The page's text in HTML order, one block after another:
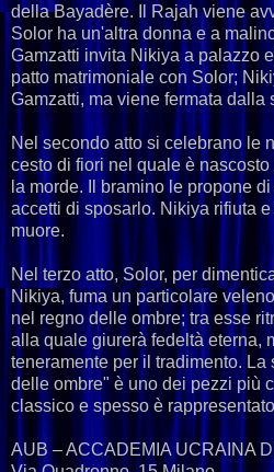
della Bayadère. Il Rajah viene
Solor ha un'altra donna e a
Gamzatti invita Nikiya a palazzo
patto matrimoniale con Solor;
Gamzatti, ma viene fermata dalla
Nel secondo atto si celebrano le
cesto di fiori nel quale è
la morde. Il bramino le propone
accetti di sposarlo. Nikiya rifiuta
muore.
Nel terzo atto, Solor, per
Nikiya, fuma un particolare
nel regno delle ombre; tra esse
alla quale giurerà fedeltà eterna,
teneramente per il tradimento.
delle ombre" è uno dei pezzi più
classico e spesso è
AUB – ACCADEMIA UCRAINA